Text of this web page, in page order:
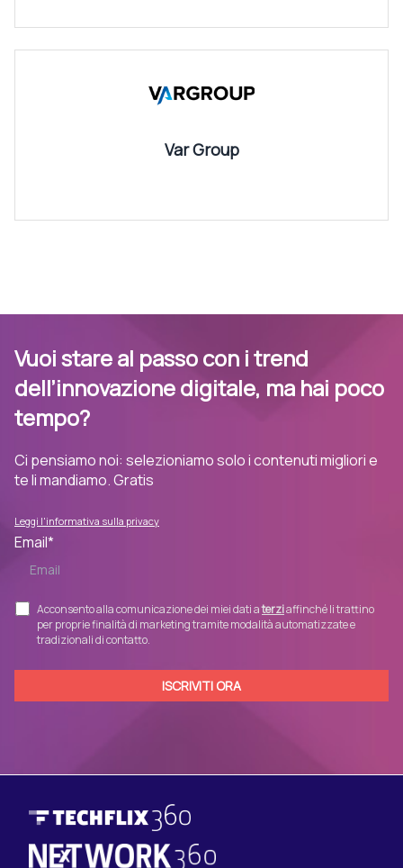
Var Group
Vuoi stare al passo con i trend
dell’innovazione digitale, ma hai poco
tempo?
Ci pensiamo noi: selezioniamo solo i contenuti migliori e
te li mandiamo. Gratis
Leggi l'informativa sulla privacy
Email*
Acconsento alla comunicazione dei miei dati aterziaffinché li trattino
per proprie finalità di marketing tramite modalità automatizzate e
tradizionali di contatto.